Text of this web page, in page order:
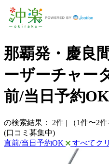
那覇発・慶良
ーザーチャー
前/当日予約OK
の検索結果： 2件 |
（1件〜2
(口コミ募集中)
直前/当日予約OK
すべてク